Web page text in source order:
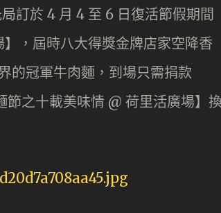
訂於 4 月 4 至 6 日復活節假期間
，屆時八大得獎金牌店家空降香
的冠軍牛肉麵，到場只需捐款
之十載美味情 @ 荷里活廣場】